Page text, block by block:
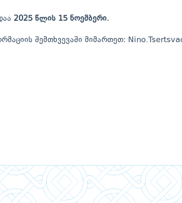
2025 წლის 15 ნოემბერი.
შემთხვევაში მიმართეთ: